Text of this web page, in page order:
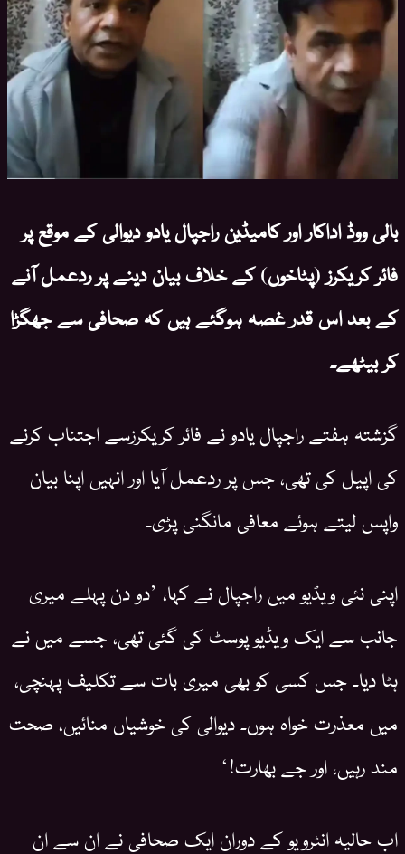
بالی ووڈ اداکار اور کامیڈین راجپال یادو دیوالی کے موقع پر
فائر کریکرز (پٹاخوں) کے خلاف بیان دینے پر ردعمل آنے
کے بعد اس قدر غصہ ہوگئے ہیں کہ صحافی سے جھگڑا
کر بیٹھے۔
گزشتہ ہفتے راجپال یادو نے فائر کریکرزسے اجتناب کرنے
کی اپیل کی تھی، جس پر ردعمل آیا اور انہیں اپنا بیان
واپس لیتے ہوئے معافی مانگنی پڑی۔
اپنی نئی ویڈیو میں راجپال نے کہا، ’دو دن پہلے میری
جانب سے ایک ویڈیو پوسٹ کی گئی تھی، جسے میں نے
ہٹا دیا۔ جس کسی کو بھی میری بات سے تکلیف پہنچی،
میں معذرت خواہ ہوں۔ دیوالی کی خوشیاں منائیں، صحت
مند رہیں، اور جے بھارت!‘
اب حالیہ انٹرویو کے دوران ایک صحافی نے ان سے ان